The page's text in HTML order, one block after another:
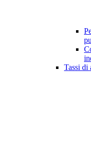
Tassi di